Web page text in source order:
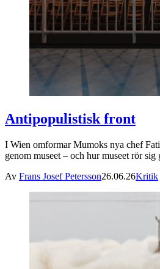
Antipopulistisk front
I Wien omformar Mumoks nya chef
genom museet – och hur museet rör sig
Av Frans Josef Petersson26.06.26Kritik